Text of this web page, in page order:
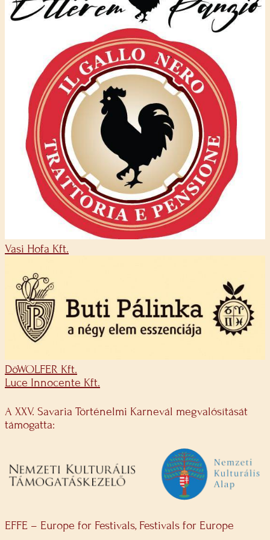
Vasi Hofa Kft.
DöWOLFER Kft.
Luce Innocente Kft.
A XXV. Savaria Történelmi Karnevál megvalósítását
támogatta:
EFFE – Europe for Festivals, Festivals for Europe